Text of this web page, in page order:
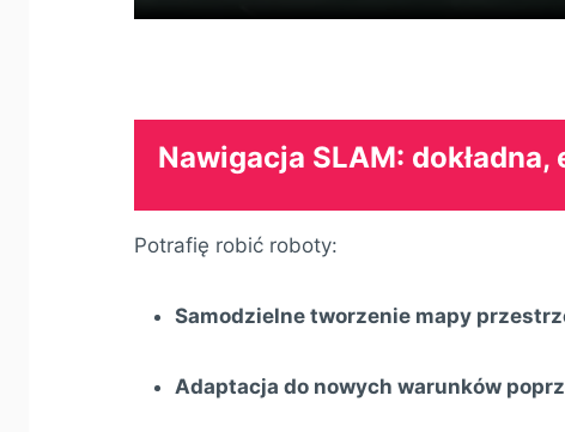
Nawigacja SLAM:
Potrafię robić roboty:
Samodzielne tworzenie mapy
Adaptacja do nowych warunków